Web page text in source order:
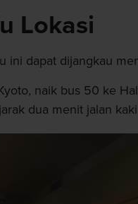
Lokasi
ini dapat dijangkau
naik bus 50 ke
dua menit jalan